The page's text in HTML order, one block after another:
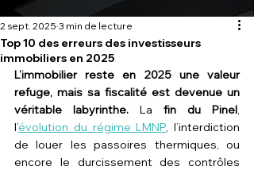
Top 10 des erreurs des investisseurs
immobiliers en 2025
2 sept. 2025 3 min de lecture
L’immobilier reste en 2025 une valeur
refuge, mais sa fiscalité est devenue un
véritable labyrinthe. La fin du Pinel,
l’évolution du régime LMNP, l’interdiction
de louer les passoires thermiques, ou
encore le durcissement des contrôles